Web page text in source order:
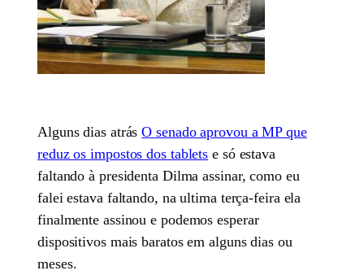
Alguns dias atrásO senado aprovou a MP que
reduz os impostos dos tablets e só estava
faltando à presidenta Dilma assinar, como eu
falei estava faltando, na ultima terça-feira ela
finalmente assinou e podemos esperar
dispositivos mais baratos em alguns dias ou
meses.